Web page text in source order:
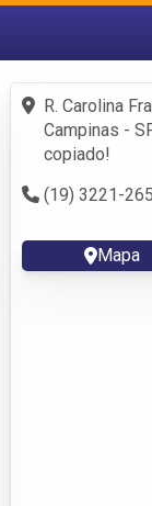
Fazer login
Criar conta
R. Carolina
Campinas -
copiado!
(19) 3221-
Mapa